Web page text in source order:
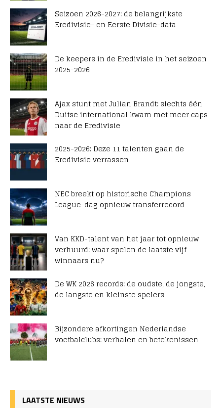
Seizoen 2026-2027: de belangrijkste
Eredivisie- en Eerste Divisie-data
De keepers in de Eredivisie in het seizoen
2025-2026
Ajax stunt met Julian Brandt: slechts één
Duitse international kwam met meer caps
naar de Eredivisie
2025-2026: Deze 11 talenten gaan de
Eredivisie verrassen
NEC breekt op historische Champions
League-dag opnieuw transferrecord
Van KKD-talent van het jaar tot opnieuw
verhuurd: waar spelen de laatste vijf
winnaars nu?
De WK 2026 records: de oudste, de jongste,
de langste en kleinste spelers
Bijzondere afkortingen Nederlandse
voetbalclubs: verhalen en betekenissen
LAATSTE NIEUWS